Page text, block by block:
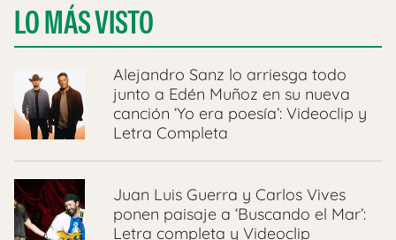
LO MÁS VISTO
Alejandro Sanz lo arriesga todo
junto a Edén Muñoz en su nueva
canción ‘Yo era poesía’: Videoclip y
Letra Completa
Juan Luis Guerra y Carlos Vives
ponen paisaje a ‘Buscando el Mar’:
Letra completa y Videoclip